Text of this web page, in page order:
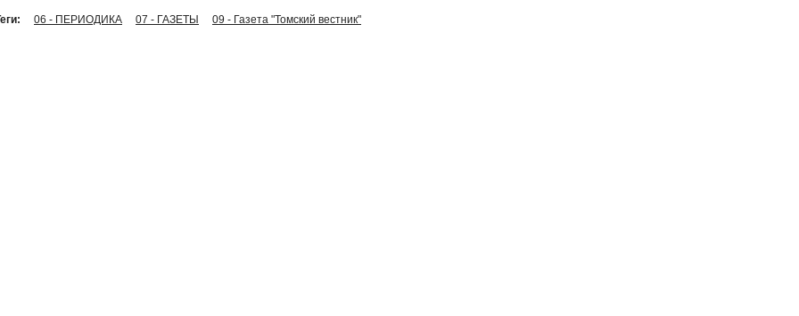
06 - ПЕРИОДИКА 07 - ГАЗЕТЫ 09 - Газета "Томский вестник"